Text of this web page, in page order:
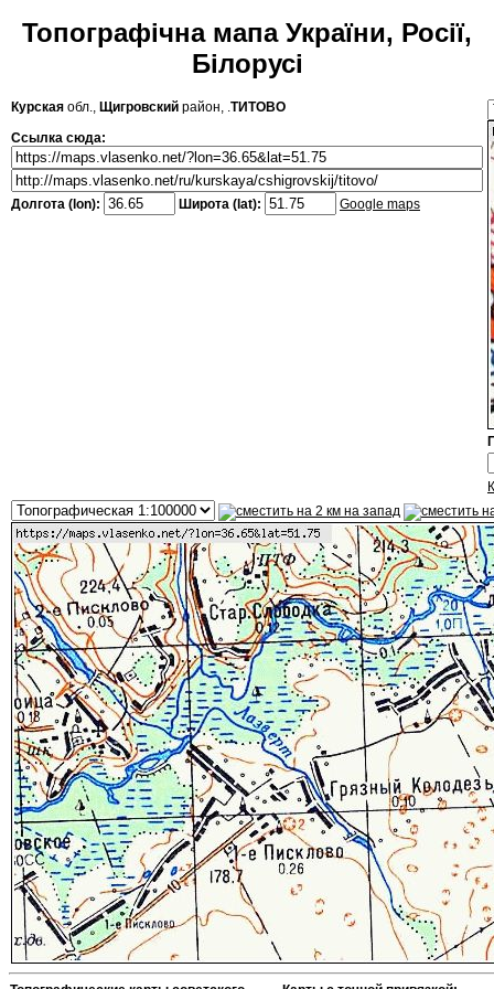
Топографічна мапа України, Росії,
Білорусі
Курская обл., Щигровский район, .ТИТОВО
Ссылка сюда:
Долгота (lon): Широта (lat): Google maps